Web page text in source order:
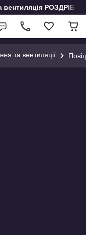
вентиляція РОЗДРІБ
та вентиляції